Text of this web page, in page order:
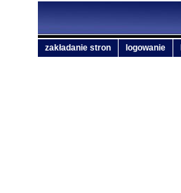
zakładanie stron logowanie